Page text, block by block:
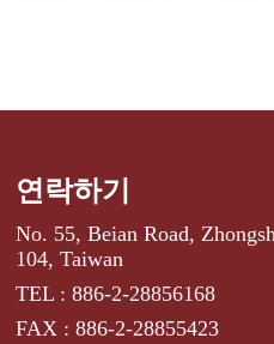
연락하기
No. 55, Beian Road,
104, Taiwan
TEL : 886-2-28856168
FAX : 886-2-28855423